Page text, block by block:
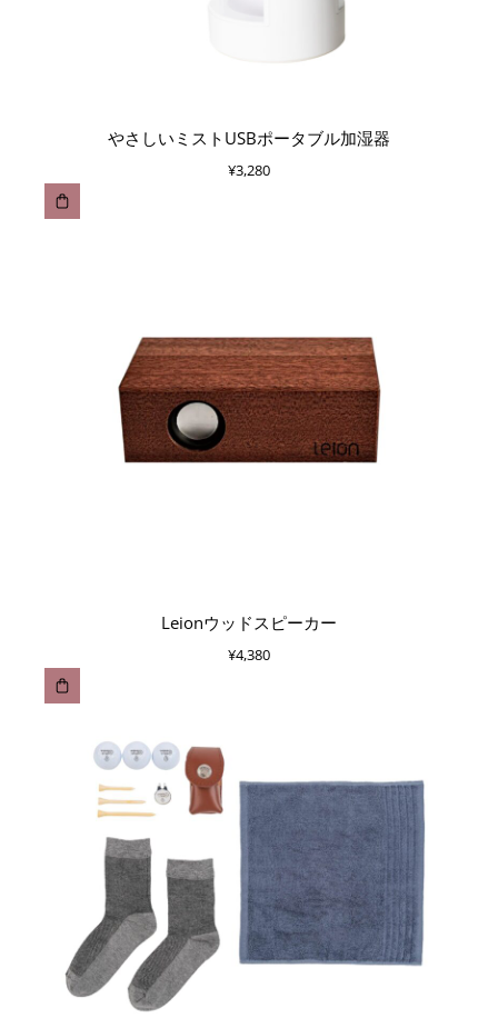
やさしいミストUSBポータブル加湿器
¥3,280
Leionウッドスピーカー
¥4,380